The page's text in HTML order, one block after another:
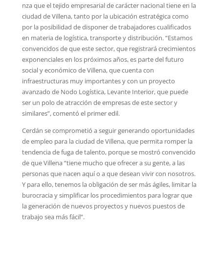
nza que el tejido empresarial de carácter nacional tiene en la
ciudad de Villena, tanto por la ubicación estratégica como
por la posibilidad de disponer de trabajadores cualificados
en materia de logística, transporte y distribución. “Estamos
convencidos de que este sector, que registrará crecimientos
exponenciales en los próximos años, es parte del futuro
social y económico de Villena, que cuenta con
infraestructuras muy importantes y con un proyecto
avanzado de Nodo Logística, Levante Interior, que puede
ser un polo de atracción de empresas de este sector y
similares”, comentó el primer edil.
Cerdán se comprometió a seguir generando oportunidades
de empleo para la ciudad de Villena, que permita romper la
tendencia de fuga de talento, porque se mostró convencido
de que Villena “tiene mucho que ofrecer a su gente, a las
personas que nacen aquí o a que desean vivir con nosotros.
Y para ello, tenemos la obligación de ser más ágiles, limitar la
burocracia y simplificar los procedimientos para lograr que
la generación de nuevos proyectos y nuevos puestos de
trabajo sea más fácil”.